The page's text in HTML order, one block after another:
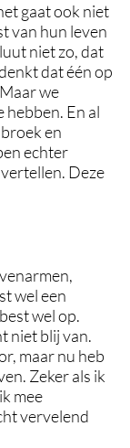
gaat ook niet
van hun leven
niet zo, dat
dat één op
we
hebben. En al
en
echter
Deze
wel een
wel op.
niet blij van.
maar nu heb
Zeker als ik
mee
vervelend